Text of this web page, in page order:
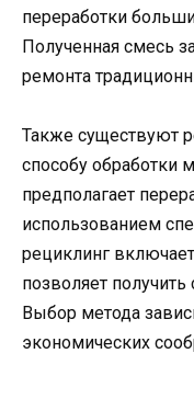
переработки
Полученная смесь
ремонта
Также существуют
способу обработки
предполагает
использованием
рециклинг
позволяет
Выбор метода
экономических